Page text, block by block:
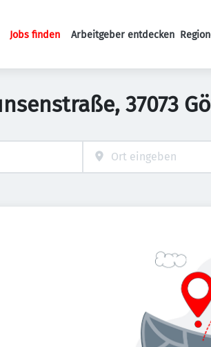
Haupt-Navigation
Jobs finden Arbeitgeber entdecken
37073